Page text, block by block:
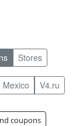
Stores
Mexico V4.ru
coupons